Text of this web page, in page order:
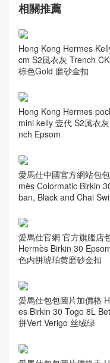
相關推薦
Hong Kong Hermes
cm S2風衣灰 Trench
棕色Gold 磨砂金扣
Hong Kong Hermes
mini kelly 壹代 S2風衣
nch Epsom
愛馬仕中國官方網站包
mès Colormatic Birkin
ban, Black and Chai
愛馬仕官網 官方旗艦店
Hermès Birkin 30
色内拼琥珀黄磨砂金扣
愛馬仕包包圖片加價格
es Birkin 30 Togo 8L
拼Vert Verigo 丝绒绿